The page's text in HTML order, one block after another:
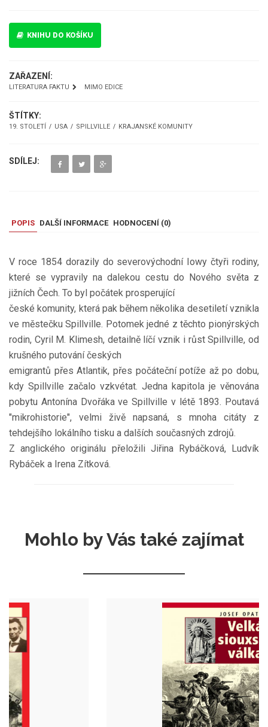
KNIHU DO KOŠÍKU
ZAŘAZENÍ:
LITERATURA FAKTU MIMO EDICE
ŠTÍTKY:
19. STOLETÍ USA SPILLVILLE KRAJANSKÉ KOMUNITY
SDÍLEJ:
POPIS DALŠÍ INFORMACE HODNOCENÍ (0)
V roce 1854 dorazily do severovýchodní Iowy čtyři rodiny,
které se vypravily na dalekou cestu do Nového světa z
jižních Čech. To byl počátek prosperující
české komunity, která pak během několika desetiletí vznikla
ve městečku Spillville. Potomek jedné z těchto pionýrských
rodin, Cyril M. Klimesh, detailně líčí vznik i růst Spillville, od
krušného putování českých
emigrantů přes Atlantik, přes počáteční potíže až po dobu,
kdy Spillville začalo vzkvétat. Jedna kapitola je věnována
pobytu Antonína Dvořáka ve Spillville v létě 1893. Poutavá
"mikrohistorie", velmi živě napsaná, s mnoha citáty z
tehdejšího lokálního tisku a dalších současných zdrojů.
Z anglického originálu přeložili Jiřina Rybáčková, Ludvík
Rybáček a Irena Zítková.
Mohlo by Vás také zajímat